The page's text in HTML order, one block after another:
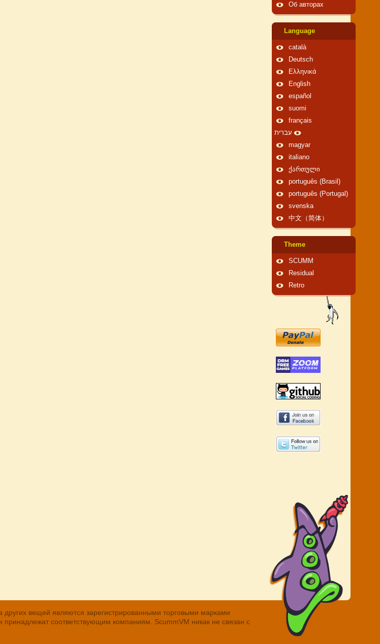
Об авторах
Language
català
Deutsch
Ελληνικά
English
español
suomi
français
עברית
magyar
italiano
ქართული
português (Brasil)
português (Portugal)
svenska
中文（简体）
Theme
SCUMM
Residual
Retro
вещей являются зарегистрированными торговыми марками
принадлежат соответствующим компаниям. ScummVM никак не связан с